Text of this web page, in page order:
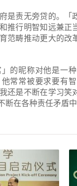
是责无旁贷的。「
推行明智知远兼正
范畴推动更大的
的昵称对他是一
常常被要求要有
还是不断在学习笑
断在各种责任矛盾